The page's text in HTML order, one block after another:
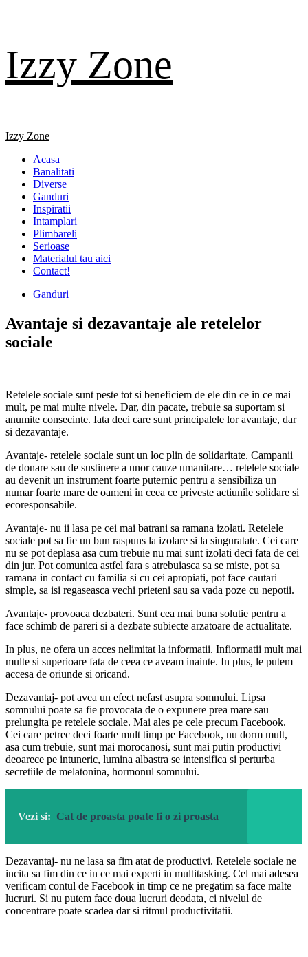
content
Izzy Zone
Primary
Izzy Zone
Acasa
Banalitati
Diverse
Ganduri
Inspiratii
Intamplari
Plimbareli
Serioase
Materialul tau aici
Contact!
Ganduri
Avantaje si dezavantaje ale retelelor
sociale
Retelele sociale sunt peste tot si beneficiem de ele din ce in ce mai
mult, pe mai multe nivele. Dar, din pacate, trebuie sa suportam si
anumite consecinte. Iata deci care sunt principalele lor avantaje, dar
si dezavantaje.
Avantaje- retelele sociale sunt un loc plin de solidaritate. Campanii
de donare sau de sustinere a unor cauze umanitare… retelele sociale
au devenit un instrument foarte puternic pentru a sensibiliza un
numar foarte mare de oameni in ceea ce priveste actiunile solidare si
ecoresponsabile.
Avantaje- nu ii lasa pe cei mai batrani sa ramana izolati. Retelele
sociale pot sa fie un bun raspuns la izolare si la singuratate. Cei care
nu se pot deplasa asa cum trebuie nu mai sunt izolati deci fata de cei
din jur. Pot comunica astfel fara s atrebuiasca sa se miste, pot sa
ramana in contact cu familia si cu cei apropiati, pot face cautari
simple, sa isi regaseasca vechi prieteni sau sa vada poze cu nepotii.
Avantaje- provoaca dezbateri. Sunt cea mai buna solutie pentru a
face schimb de pareri si a dezbate subiecte arzatoare de actualitate.
In plus, ne ofera un acces nelimitat la informatii. Infiormatii mult mai
multe si superioare fata de ceea ce aveam inainte. In plus, le putem
accesa de oriunde si oricand.
Dezavantaj- pot avea un efect nefast asupra somnului. Lipsa
somnului poate sa fie provocata de o expunere prea mare sau
prelungita pe retelele sociale. Mai ales pe cele precum Facebook.
Cei care petrec deci foarte mult timp pe Facebook, nu dorm mult,
asa cum trebuie, sunt mai morocanosi, sunt mai putin productivi
deoarece pe intuneric, lumina albastra se intensifica si perturba
secretiile de melatonina, hormonul somnului.
Vezi si: Cat de proasta poate fi o zi proasta
Dezavantaj- nu ne lasa sa fim atat de productivi. Retelele sociale ne
incita sa fim din ce in ce mai experti in multitasking. Cel mai adesea
verificam contul de Facebook in timp ce ne pregatim sa face malte
lucruri. Si nu putem face doua lucruri deodata, ci nivelul de
concentrare poate scadea dar si ritmul productivitatii.